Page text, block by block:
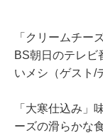
「クリームチー
BS朝日のテレビ
いメシ（ゲスト/
「大寒仕込み」
ーズの滑らかな